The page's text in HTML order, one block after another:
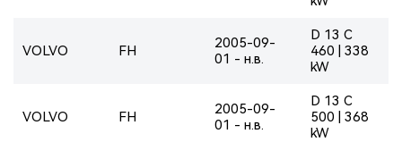
VOLVO FH
2005-09-
01 - н.в.
D 13 C
460 | 338
kW
VOLVO FH
2005-09-
01 - н.в.
D 13 C
500 | 368
kW